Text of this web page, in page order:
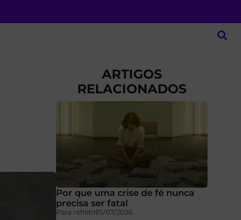
ARTIGOS
RELACIONADOS
Por que uma crise de fé nunca
precisa ser fatal
Para refletir15/07/2026